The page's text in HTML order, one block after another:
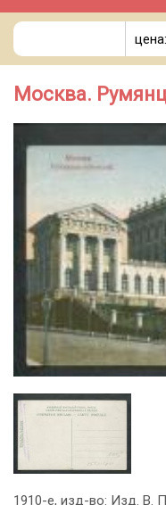
цена:
Москва.
1910-е, изд-во: Изд. В.